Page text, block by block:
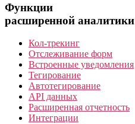
Функции
расширенной аналитики
Кол-трекинг
Отслеживание форм
Встроенные уведомления
Тегирование
Автотегирование
API данных
Расширенная отчетность
Интеграции